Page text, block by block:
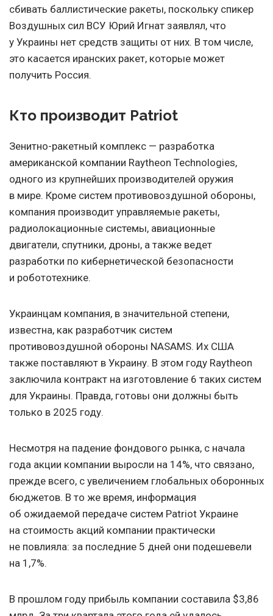
сбивать баллистические ракеты, поскольку спикер
Воздушных сил ВСУ Юрий Игнат заявлял, что
у Украины нет средств защиты от них. В том числе,
это касается иранских ракет, которые может
получить Россия.
Кто производит Patriot
Зенитно-ракетный комплекс — разработка
американской компании Raytheon Technologies,
одного из крупнейших производителей оружия
в мире. Кроме систем противовоздушной обороны,
компания производит управляемые ракеты,
радиолокационные системы, авиационные
двигатели, спутники, дроны, а также ведет
разработки по кибернетической безопасности
и робототехнике.
Украинцам компания, в значительной степени,
известна, как разработчик систем
противовоздушной обороны NASAMS. Их США
также поставляют в Украину. В этом году Raytheon
заключила контракт на изготовление 6 таких систем
для Украины. Правда, готовы они должны быть
только в 2025 году.
Несмотря на падение фондового рынка, с начала
года акции компании выросли на 14%, что связано,
прежде всего, с увеличением глобальных оборонных
бюджетов. В то же время, информация
об ожидаемой передаче систем Patriot Украине
на стоимость акций компании практически
не повлияла: за последние 5 дней они подешевели
на 1,7%.
В прошлом году прибыль компании составила $3,86